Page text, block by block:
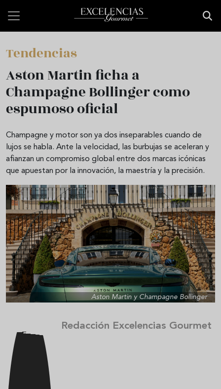
Tendencias
Aston Martin ficha a
Champagne Bollinger como
espumoso oficial
Champagne y motor son ya dos inseparables cuando de
lujos se habla. Ante la velocidad, las burbujas se aceleran y
afianzan un compromiso global entre dos marcas icónicas
que apuestan por la innovación, la maestría y la precisión.
Aston Martin y Champagne Bollinger
Redacción Excelencias Gourmet